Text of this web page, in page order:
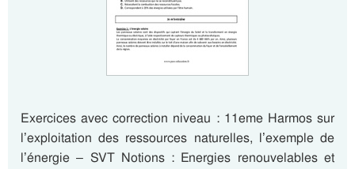
Exercices avec correction niveau : 11eme Harmos sur
l’exploitation des ressources naturelles, l’exemple de
l’énergie – SVT Notions : Energies renouvelables et